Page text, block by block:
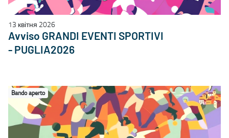
13 квітня 2026
Avviso GRANDI EVENTI SPORTIVI
- PUGLIA2026
Bando aperto